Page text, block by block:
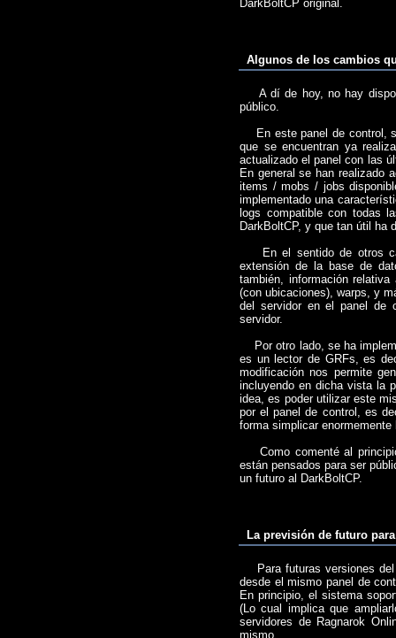
DarkBoltCP original.
Algunos de los cambios
A dí de hoy, no hay
público.
En este panel de control,
que se encuentran ya
actualizado el panel con las
En general se han realizado
items / mobs / jobs
implementado una
logs compatible con todas
DarkBoltCP, y que tan útil ha
En el sentido de otros
extensión de la base de
también, información
(con ubicaciones), warps, y
del servidor en el panel de
servidor.
Por otro lado, se ha
es un lector de GRFs, es
modificación nos permite
incluyendo en dicha vista la
idea, es poder utilizar este
por el panel de control, es
forma simplicar
Como comenté al
están pensados para ser
un futuro al DarkBoltCP.
La previsión de futuro
Para futuras versiones del
desde el mismo panel de
En principio, el sistema
(Lo cual implica que
servidores de Ragnarok
mismo.